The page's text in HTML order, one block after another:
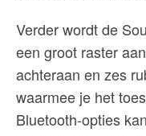
Verder wordt de
een groot raster
achteraan en zes
waarmee je het
Bluetooth-opties